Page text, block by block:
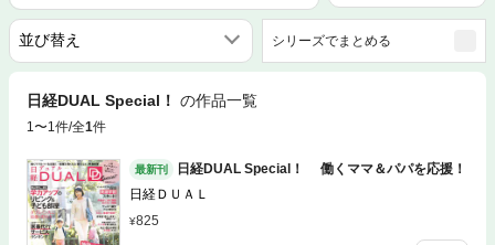
シリーズでまとめる
日経DUAL Special！ の作品一覧
1〜1件/全1件
最新刊
日経DUAL Special！ 働くママ＆パパを応援！
日経ＤＵＡＬ
825